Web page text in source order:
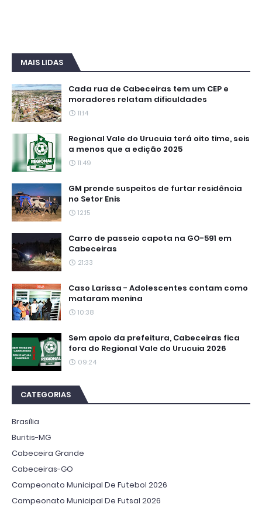
MAIS LIDAS
Cada rua de Cabeceiras tem um CEP e
moradores relatam dificuldades
11:14
Regional Vale do Urucuia terá oito time, seis
a menos que a edição 2025
11:49
GM prende suspeitos de furtar residência
no Setor Enis
12:15
Carro de passeio capota na GO-591 em
Cabeceiras
21:33
Caso Larissa - Adolescentes contam como
mataram menina
10:38
Sem apoio da prefeitura, Cabeceiras fica
fora do Regional Vale do Urucuia 2026
09:24
CATEGORIAS
Brasília
Buritis-MG
Cabeceira Grande
Cabeceiras-GO
Campeonato Municipal De Futebol 2026
Campeonato Municipal De Futsal 2026